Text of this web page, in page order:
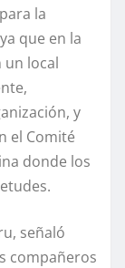
la
que en la
un local
y
el Comité
donde los
señaló
compañeros